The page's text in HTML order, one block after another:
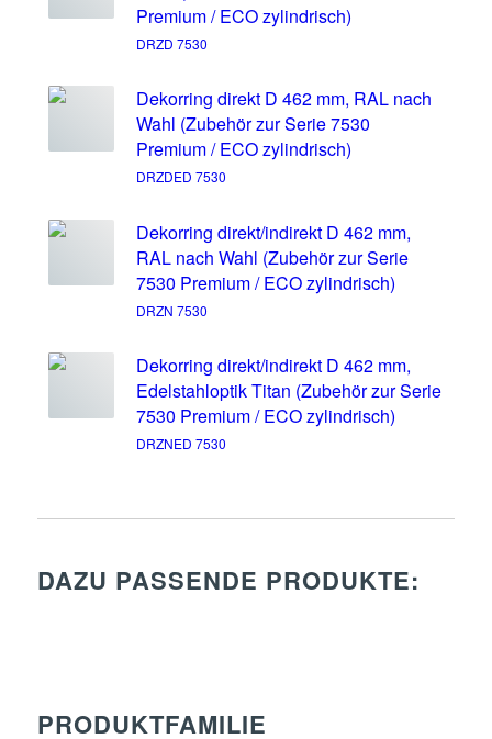
Premium / ECO zylindrisch)
DRZD 7530
Dekorring direkt D 462 mm, RAL nach
Wahl (Zubehör zur Serie 7530
Premium / ECO zylindrisch)
DRZDED 7530
Dekorring direkt/indirekt D 462 mm,
RAL nach Wahl (Zubehör zur Serie
7530 Premium / ECO zylindrisch)
DRZN 7530
Dekorring direkt/indirekt D 462 mm,
Edelstahloptik Titan (Zubehör zur Serie
7530 Premium / ECO zylindrisch)
DRZNED 7530
DAZU PASSENDE PRODUKTE:
PRODUKTFAMILIE